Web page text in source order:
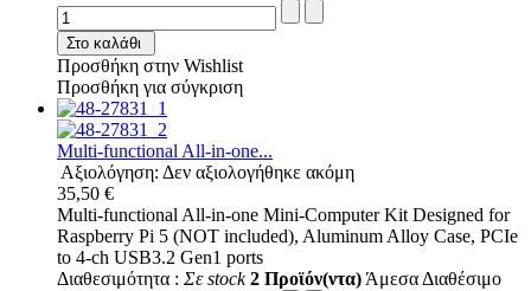
Στο καλάθι
Προσθήκη στην Wishlist
Προσθήκη για σύγκριση
Multi-functional All-in-one...
Αξιολόγηση: Δεν αξιολογήθηκε ακόμη
35,50 €
Multi-functional All-in-one Mini-Computer Kit Designed for
Raspberry Pi 5 (NOT included), Aluminum Alloy Case, PCIe
to 4-ch USB3.2 Gen1 ports
Διαθεσιμότητα : Σε stock 2 Προϊόν(ντα) Άμεσα Διαθέσιμο